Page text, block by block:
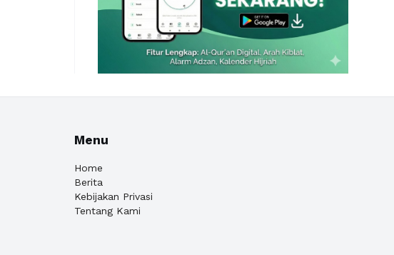
Menu
Home
Berita
Kebijakan Privasi
Tentang Kami